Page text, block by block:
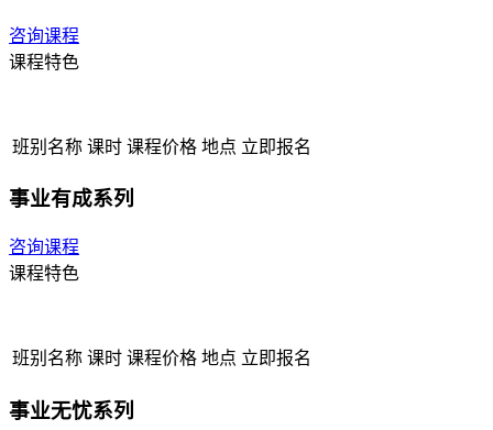
咨询课程
课程特色
班别名称 课时 课程价格 地点 立即报名
事业有成系列
咨询课程
课程特色
班别名称 课时 课程价格 地点 立即报名
事业无忧系列